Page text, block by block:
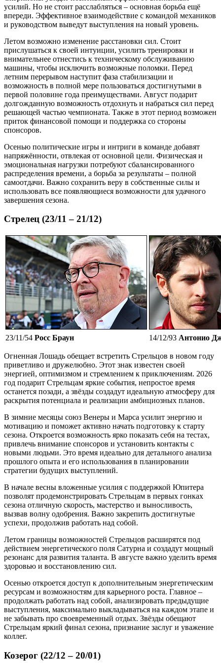
усилий. Но не стоит расслабляться – основная борьба ещё
впереди. Эффективное взаимодействие с командой механиков
и руководством выведут выступления на новый уровень.
Летом возможно изменение расстановки сил. Стоит
прислушаться к своей интуиции, усилить тренировки и
внимательнее отнестись к техническому обслуживанию
машины, чтобы исключить возможные поломки. Перед
летним перерывом наступит фаза стабилизации и
возможность в полной мере пользоваться достигнутыми в
первой половине года преимуществами. Август подарит
долгожданную возможность отдохнуть и набраться сил перед
решающей частью чемпионата. Также в этот период возможен
приток финансовой помощи и поддержка со стороны
спонсоров.
Осенью политические игры и интриги в команде добавят
напряжённости, отвлекая от основной цели. Физическая и
эмоциональная нагрузки потребуют сбалансированного
распределения времени, а борьба за результаты – полной
самоотдачи. Важно сохранить веру в собственные силы и
использовать все появляющиеся возможности для удачного
завершения сезона.
Стрелец (23/11 – 21/12)
23/11/54 Росс Браун 14/12/93 Антонио
Огненная Лошадь обещает встретить Стрельцов в новом году
приветливо и дружелюбно. Этот знак известен своей
энергией, оптимизмом и стремлением к приключениям. 2026
год подарит Стрельцам яркие события, непростое время
останется позади, а звёзды создадут идеальную атмосферу для
раскрытия потенциала и реализации амбициозных планов.
В зимние месяцы союз Венеры и Марса усилит энергию и
мотивацию и поможет активно начать подготовку к старту
сезона. Откроется возможность ярко показать себя на тестах,
привлечь внимание спонсоров и установить контакты с
новыми людьми. Это время идеально для детального анализа
прошлого опыта и его использования в планировании
стратегии будущих выступлений.
В начале весны вложенные усилия с поддержкой Юпитера
позволят продемонстрировать Стрельцам в первых гонках
сезона отличную скорость, мастерство и выносливость,
вызвав волну одобрения. Важно закрепить достигнутые
успехи, продолжив работать над собой.
Летом границы возможностей Стрельцов расширятся под
действием энергетического поля Сатурна и создадут мощный
резонанс для развития таланта. В августе важно уделить время
здоровью и восстановлению сил.
Осенью откроется доступ к дополнительным энергетическим
ресурсам и возможностям для карьерного роста. Главное –
продолжать работать над собой, анализировать предыдущие
выступления, максимально выкладываться на каждом этапе и
не забывать про своевременный отдых. Звёзды обещают
Стрельцам яркий финал сезона, признание заслуг и уважение
коллег.
Козерог (22/12 – 20/01)